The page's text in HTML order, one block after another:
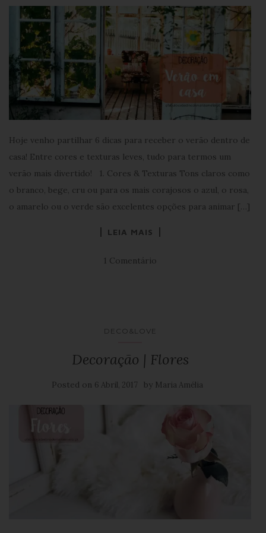
Hoje venho partilhar 6 dicas para receber o verão dentro de
casa! Entre cores e texturas leves, tudo para termos um
verão mais divertido! 1. Cores & Texturas Tons claros como
o branco, bege, cru ou para os mais corajosos o azul, o rosa,
o amarelo ou o verde são excelentes opções para animar […]
LEIA MAIS
1 Comentário
DECO&LOVE
Decoração | Flores
Posted on 6 Abril, 2017 by Maria Amélia